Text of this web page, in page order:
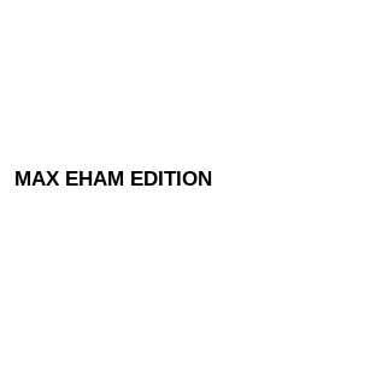
MAX EHAM EDITION